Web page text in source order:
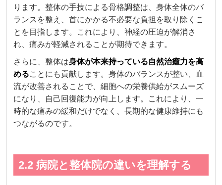
ります。整体の手技による骨格調整は、身体全体のバ
ランスを整え、首にかかる不必要な負担を取り除くこ
とを目指します。これにより、神経の圧迫が解消さ
れ、痛みが軽減されることが期待できます。
さらに、整体は身体が本来持っている自然治癒力を高
めることにも貢献します。身体のバランスが整い、血
流が改善されることで、細胞への栄養供給がスムーズ
になり、自己回復能力が向上します。これにより、一
時的な痛みの緩和だけでなく、長期的な健康維持にも
つながるのです。
2.2 病院と整体院の違いを理解する